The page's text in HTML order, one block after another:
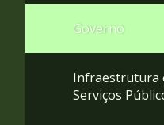
Governo
Infraestrutura
Serviços